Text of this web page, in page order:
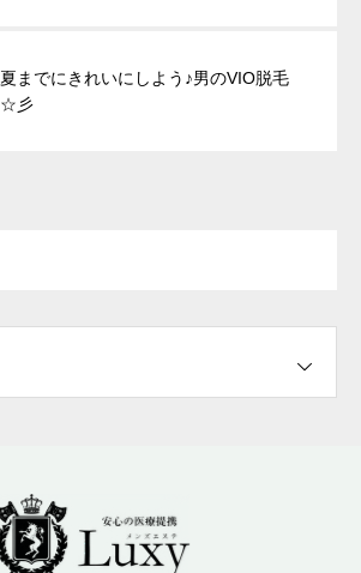
夏までにきれいにしよう♪男のVIO脱毛
☆彡